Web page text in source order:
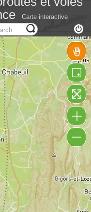
Carte interactive